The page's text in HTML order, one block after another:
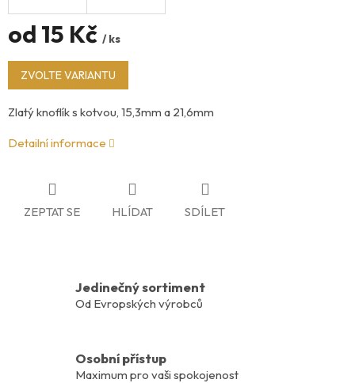
od 15 Kč / ks
Měrná
cena:
ZVOLTE VARIANTU
Zlatý knoflík s kotvou, 15,3mm a 21,6mm
Detailní informace
ZEPTAT SE HLÍDAT SDÍLET
Jedinečný sortiment
Od Evropských výrobců
Osobní přístup
Maximum pro vaši spokojenost